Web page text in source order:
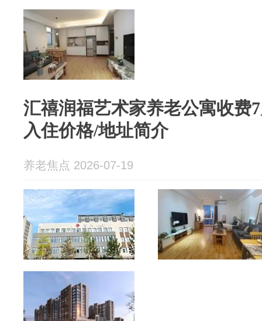
汇禧润福艺术家养老公寓收费
入住价格/地址简介
养老焦点 2026-07-19